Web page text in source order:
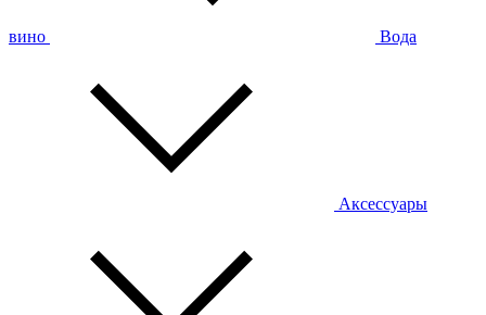
вино Вода
Аксессуары